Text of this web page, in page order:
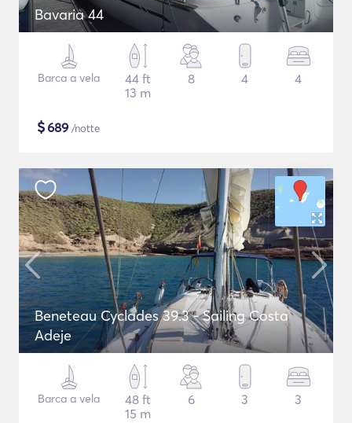
Bavaria 44
Barca a vela
44 ft
13 m
8 4 4
$689 /notte
Beneteau Cyclades 39.3 - Sailing Costa
Adeje
Barca a vela
48 ft
15 m
6 3 3